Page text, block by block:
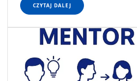
CZYTAJ DALEJ